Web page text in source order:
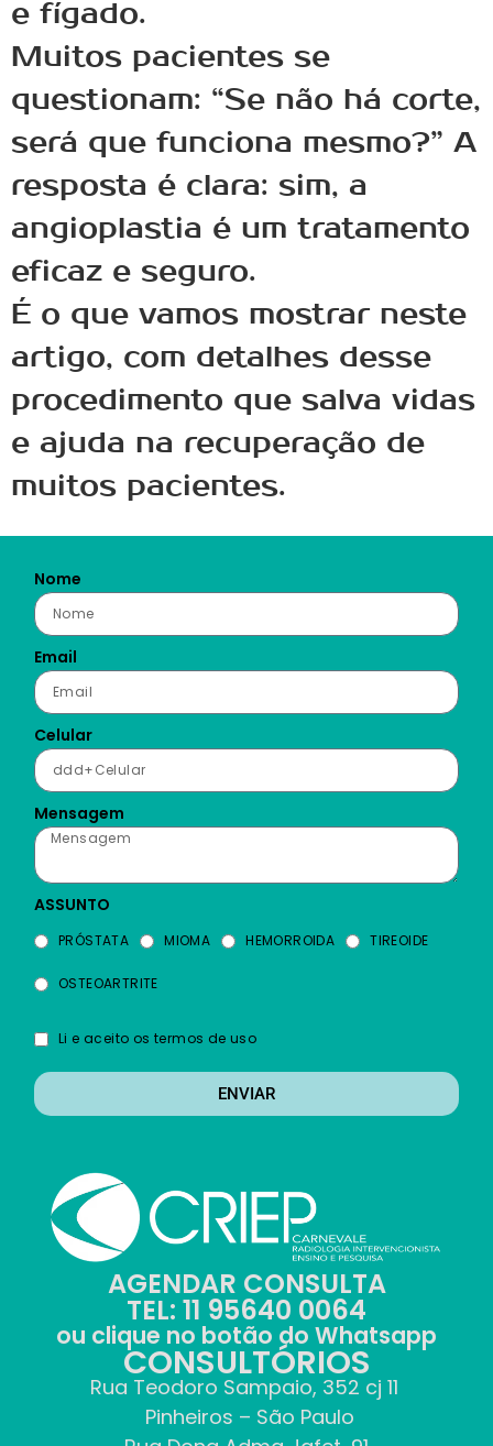
e fígado.
Muitos pacientes se
questionam: “Se não há corte,
será que funciona mesmo?” A
resposta é clara: sim, a
angioplastia é um tratamento
eficaz e seguro.
É o que vamos mostrar neste
artigo, com detalhes desse
procedimento que salva vidas
e ajuda na recuperação de
muitos pacientes.
Nome
Email
Celular
Mensagem
ASSUNTO
PRÓSTATA MIOMA HEMORROIDA TIREOIDE
OSTEOARTRITE
Li e aceito os termos de uso
ENVIAR
AGENDAR CONSULTA
TEL: 11 95640 0064
ou clique no botão do Whatsapp
CONSULTÓRIOS
Rua Teodoro Sampaio, 352 cj 11
Pinheiros – São Paulo